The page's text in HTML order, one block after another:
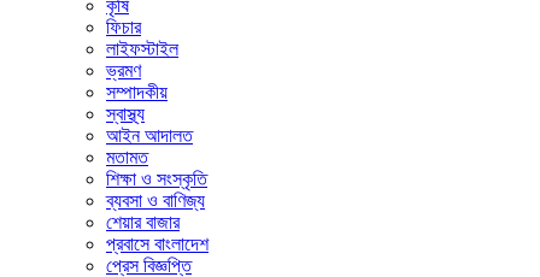
কৃষি
ফিচার
লাইফস্টাইল
ভ্রমণ
সম্পাদকীয়
স্বাস্থ্য
আইন আদালত
মতামত
শিক্ষা ও সংস্কৃতি
ব্যবসা ও বাণিজ্য
শেয়ার বাজার
প্রবাসে বাংলাদেশ
প্রেস বিজ্ঞপ্তি